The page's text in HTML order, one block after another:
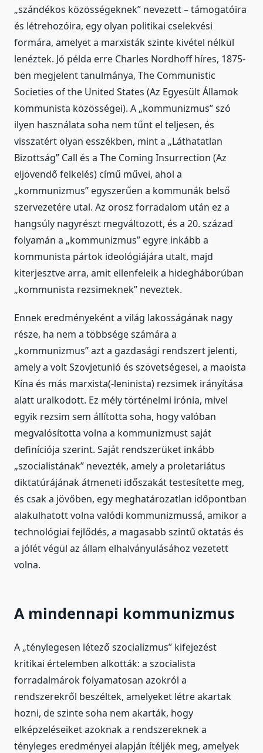
„szándékos közösségeknek” nevezett – támogatóira
és létrehozóira, egy olyan politikai cselekvési
formára, amelyet a marxisták szinte kivétel nélkül
lenéztek. Jó példa erre Charles Nordhoff híres, 1875-
ben megjelent tanulmánya, The Communistic
Societies of the United States (Az Egyesült Államok
kommunista közösségei). A „kommunizmus” szó
ilyen használata soha nem tűnt el teljesen, és
visszatért olyan esszékben, mint a „Láthatatlan
Bizottság” Call és a The Coming Insurrection (Az
eljövendő felkelés) című művei, ahol a
„kommunizmus” egyszerűen a kommunák belső
szervezetére utal. Az orosz forradalom után ez a
hangsúly nagyrészt megváltozott, és a 20. század
folyamán a „kommunizmus” egyre inkább a
kommunista pártok ideológiájára utalt, majd
kiterjesztve arra, amit ellenfeleik a hidegháborúban
„kommunista rezsimeknek” neveztek.
Ennek eredményeként a világ lakosságának nagy
része, ha nem a többsége számára a
„kommunizmus” azt a gazdasági rendszert jelenti,
amely a volt Szovjetunió és szövetségesei, a maoista
Kína és más marxista(-leninista) rezsimek irányítása
alatt uralkodott. Ez mély történelmi irónia, mivel
egyik rezsim sem állította soha, hogy valóban
megvalósította volna a kommunizmust saját
definíciója szerint. Saját rendszerüket inkább
„szocialistának” nevezték, amely a proletariátus
diktatúrájának átmeneti időszakát testesítette meg,
és csak a jövőben, egy meghatározatlan időpontban
alakulhatott volna valódi kommunizmussá, amikor a
technológiai fejlődés, a magasabb szintű oktatás és
a jólét végül az állam elhalványulásához vezetett
volna.
A mindennapi kommunizmus
A „ténylegesen létező szocializmus” kifejezést
kritikai értelemben alkották: a szocialista
forradalmárok folyamatosan azokról a
rendszerekről beszéltek, amelyeket létre akartak
hozni, de szinte soha nem akarták, hogy
elképzeléseiket azoknak a rendszereknek a
tényleges eredményei alapján ítéljék meg, amelyek